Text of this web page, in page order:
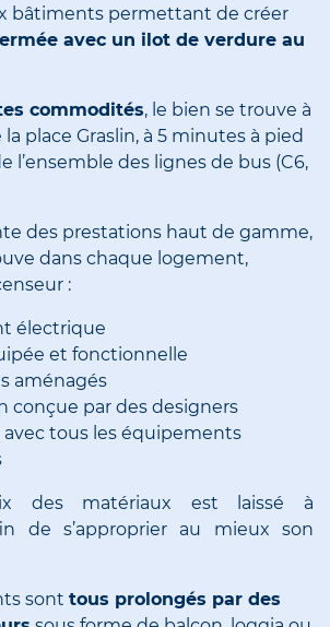
bâtiments permettant de créer
avec un ilot de verdure au
commodités, le bien se trouve à
place Graslin, à 5 minutes à pied
l’ensemble des lignes de bus (C6,
des prestations haut de gamme,
dans chaque logement,
:
électrique
et fonctionnelle
aménagés
conçue par des designers
avec tous les équipements
des matériaux est laissé à
de s’approprier au mieux son
sont tous prolongés par des